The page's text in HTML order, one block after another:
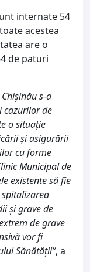
internate 54
acestea
are o
de paturi
s-a
cazurilor de
o situație
și asigurării
cu forme
Municipal de
existente să fie
și grave de
de grave
vor fi
Sănătății”, a